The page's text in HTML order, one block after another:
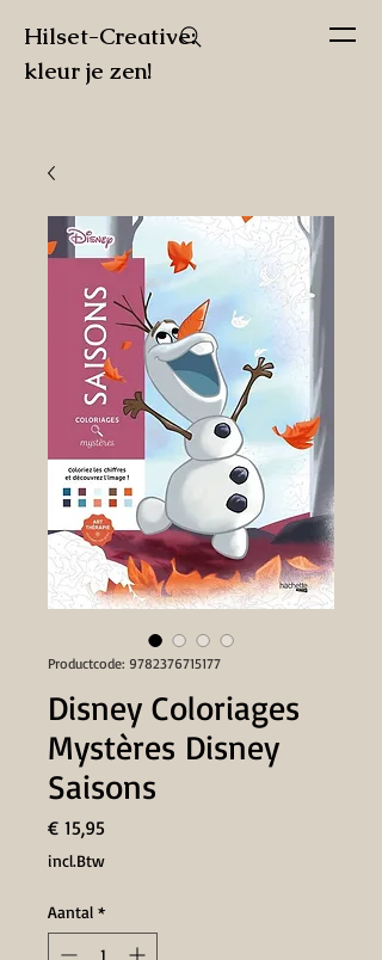
Hilset-Creative:
kleur je zen!
Productcode: 9782376715177
Disney Coloriages
Mystères Disney
Saisons
€ 15,95
incl.Btw
Aantal *